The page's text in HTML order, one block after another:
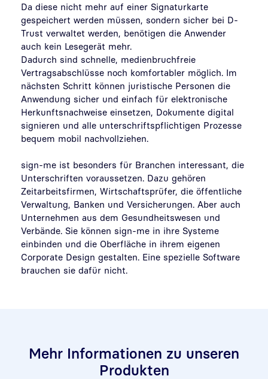
Da diese nicht mehr auf einer Signaturkarte
gespeichert werden müssen, sondern sicher bei D-
Trust verwaltet werden, benötigen die Anwender
auch kein Lesegerät mehr.
Dadurch sind schnelle, medienbruchfreie
Vertragsabschlüsse noch komfortabler möglich. Im
nächsten Schritt können juristische Personen die
Anwendung sicher und einfach für elektronische
Herkunftsnachweise einsetzen, Dokumente digital
signieren und alle unterschriftspflichtigen Prozesse
bequem mobil nachvollziehen.
sign-me ist besonders für Branchen interessant, die
Unterschriften voraussetzen. Dazu gehören
Zeitarbeitsfirmen, Wirtschaftsprüfer, die öffentliche
Verwaltung, Banken und Versicherungen. Aber auch
Unternehmen aus dem Gesundheitswesen und
Verbände. Sie können sign-me in ihre Systeme
einbinden und die Oberfläche in ihrem eigenen
Corporate Design gestalten. Eine spezielle Software
brauchen sie dafür nicht.
Mehr Informationen zu unseren
Produkten